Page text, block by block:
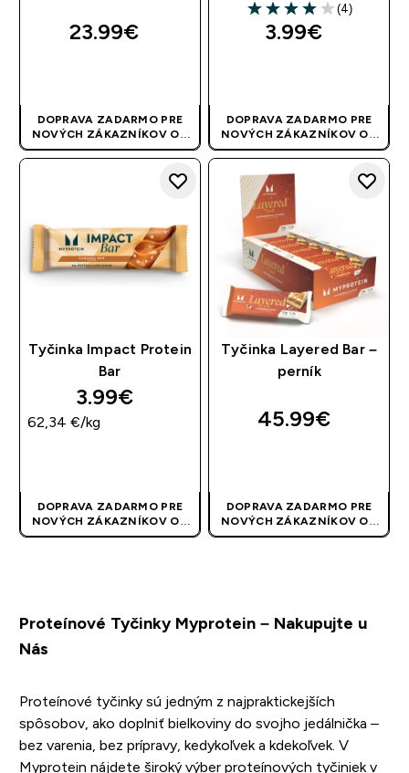
23.99€‎
DOPRAVA ZADARMO PRE
NOVÝCH ZÁKAZNÍKOV OD
40 EUR| AKCIA SA APLIKUJE
4 out of 5 stars
(4)
3.99€‎
DOPRAVA ZADARMO PRE
NOVÝCH ZÁKAZNÍKOV OD
40 EUR| AKCIA SA APLIKUJE
Tyčinka Impact Protein
Bar
3.99€‎
62,34 €‎/kg
DOPRAVA ZADARMO PRE
NOVÝCH ZÁKAZNÍKOV OD
40 EUR| AKCIA SA APLIKUJE
Tyčinka Layered Bar –
perník
45.99€‎
DOPRAVA ZADARMO PRE
NOVÝCH ZÁKAZNÍKOV OD
40 EUR| AKCIA SA APLIKUJE
Proteínové Tyčinky Myprotein – Nakupujte u
Nás
Proteínové tyčinky sú jedným z najpraktickejších
spôsobov, ako doplniť bielkoviny do svojho jedálnička –
bez varenia, bez prípravy, kedykoľvek a kdekoľvek. V
Myprotein nájdete široký výber proteínových tyčiniek v